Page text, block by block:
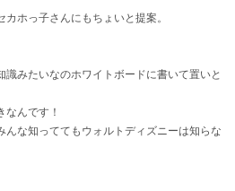
ホっ子さんにもちょいと提案。
みたいなのホワイトボードに書いて置いと
んです！
んな知っててもウォルトディズニーは知らな